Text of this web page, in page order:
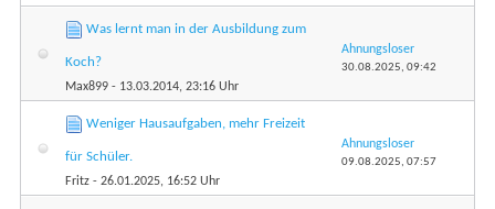
Was lernt man in der Ausbildung zum
Koch?
Max899 - 13.03.2014, 23:16 Uhr
Ahnungsloser
30.08.2025, 09:42
Weniger Hausaufgaben, mehr Freizeit
für Schüler.
Fritz - 26.01.2025, 16:52 Uhr
Ahnungsloser
09.08.2025, 07:57